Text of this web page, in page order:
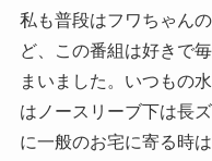
私も普段はフワちゃん
ど、この番組は好きで
まいました。いつもの
はノースリーブ下は長
に一般のお宅に寄る時